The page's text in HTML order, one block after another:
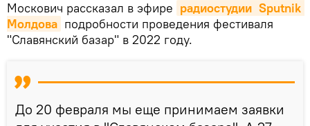
Москович рассказал в эфире радиостудии  Sputnik
Молдова подробности проведения фестиваля
"Славянский базар" в 2022 году.
До 20 февраля мы еще принимаем заявки